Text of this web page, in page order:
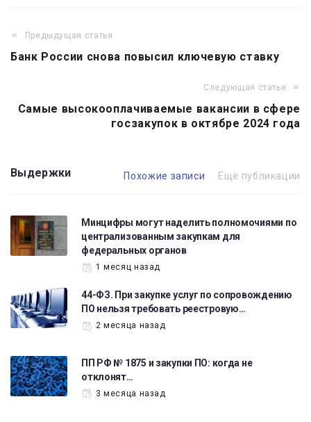
Навигация
по
Предыдущая статья
Банк России снова повысил ключевую ставку
Следующая статья
Самые высокооплачиваемые вакансии в сфере
госзакупок в октябре 2024 года
Выдержки Похожие записи Ещё публикации
Минцифры могут наделить полномочиями по
централизованным закупкам для
федеральных органов
1 месяц назад
44-ФЗ. При закупке услуг по сопровождению
ПО нельзя требовать реестровую…
2 месяца назад
ПП РФ № 1875 и закупки ПО: когда не
отклонят…
3 месяца назад